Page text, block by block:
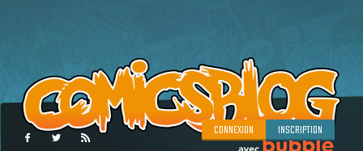
CONNEXION INSCRIPTION